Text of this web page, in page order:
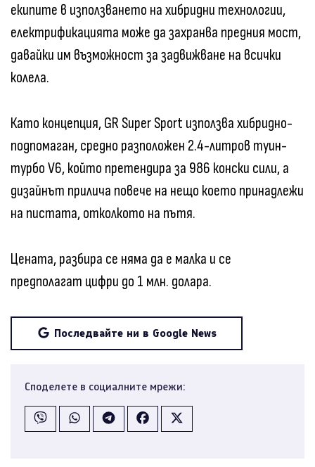
екипите в използването на хибридни технологии,
електрификацията може да захранва предния мост,
давайки им възможност за задвижване на всички
колела.
Като концепция, GR Super Sport използва хибридно-
подпомаган, средно разположен 2.4-литров туин-
турбо V6, който претендира за 986 конски сили, а
дизайнът прилича повече на нещо което принадлежи
на пистата, отколкото на пътя.
Цената, разбира се няма да е малка и се
предполагат цифри до 1 млн. долара.
Последвайте ни в Google News
Споделете в социалните мрежи: